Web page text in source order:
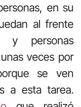
en su
al frente
y personas
veces por
se ven
a esta tarea.